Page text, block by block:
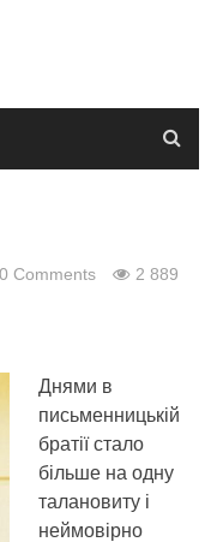
Comments 2 889
Днями в
письменницькій
братії стало
більше на одну
талановиту і
неймовірно